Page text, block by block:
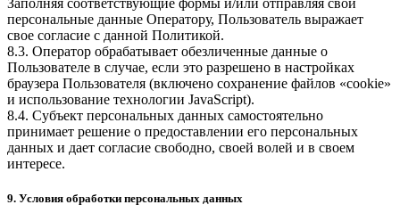
Заполняя соответствующие формы и/или отправляя свои
персональные данные Оператору, Пользователь выражает
свое согласие с данной Политикой.
8.3. Оператор обрабатывает обезличенные данные о
Пользователе в случае, если это разрешено в настройках
браузера Пользователя (включено сохранение файлов «cookie»
и использование технологии JavaScript).
8.4. Субъект персональных данных самостоятельно
принимает решение о предоставлении его персональных
данных и дает согласие свободно, своей волей и в своем
интересе.
9. Условия обработки персональных данных